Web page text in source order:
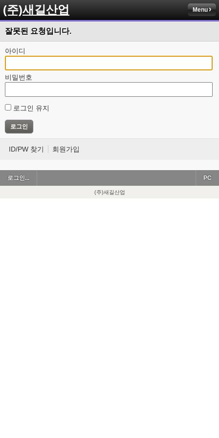
(주)새길산업 Menu
잘못된 요청입니다.
아이디
비밀번호
로그인 유지
ID/PW 찾기 회원가입
로그인... PC
(주)새길산업